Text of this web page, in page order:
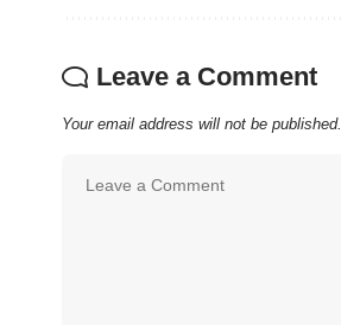
Leave a Comment
Your email address will not be published.